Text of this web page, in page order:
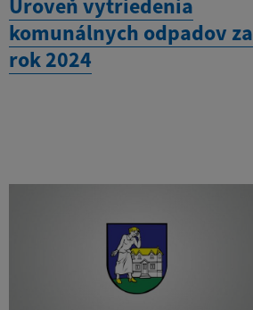
komunálnych odpadov za
rok 2024